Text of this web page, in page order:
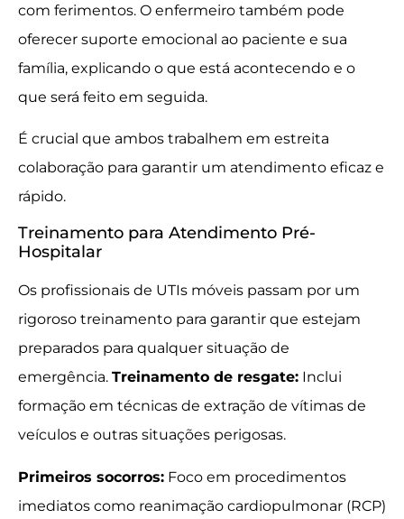
com ferimentos. O enfermeiro também pode
oferecer suporte emocional ao paciente e sua
família, explicando o que está acontecendo e o
que será feito em seguida.
É crucial que ambos trabalhem em estreita
colaboração para garantir um atendimento eficaz e
rápido.
Treinamento para Atendimento Pré-
Hospitalar
Os profissionais de UTIs móveis passam por um
rigoroso treinamento para garantir que estejam
preparados para qualquer situação de
emergência. Treinamento de resgate: Inclui
formação em técnicas de extração de vítimas de
veículos e outras situações perigosas.
Primeiros socorros: Foco em procedimentos
imediatos como reanimação cardiopulmonar (RCP)